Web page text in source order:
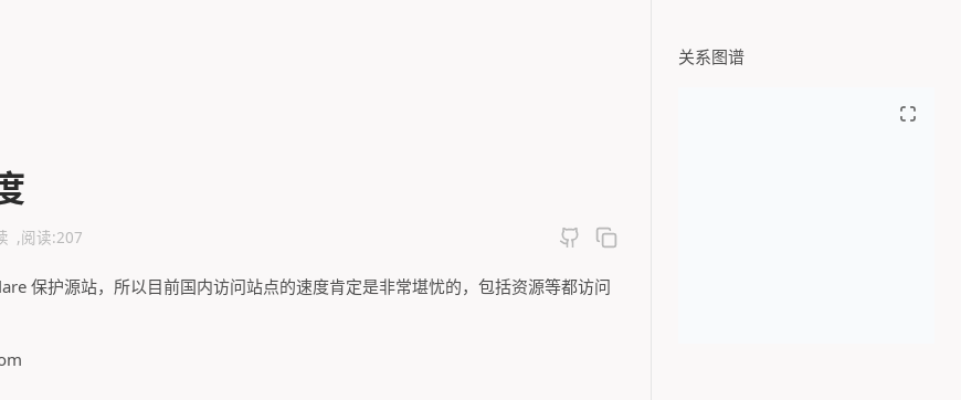
阅读:207
保护源站，所以目前国内访问站点的速度肯定是非常堪忧的，包括资源等都访问
关系图谱